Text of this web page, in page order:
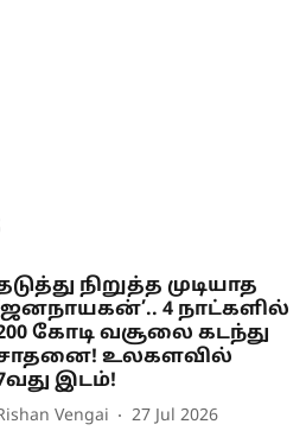
நிறுத்த முடியாத
4 நாட்களில்
கோடி வசூலை கடந்து
உலகளவில்
இடம்!
Vengai 27 Jul 2026